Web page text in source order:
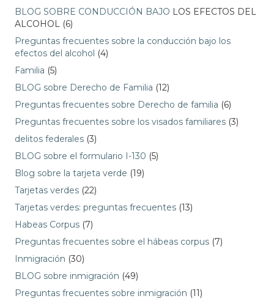
BLOG SOBRE CONDUCCIÓN BAJO LOS EFECTOS DEL
ALCOHOL (6)
Preguntas frecuentes sobre la conducción bajo los
efectos del alcohol (4)
Familia (5)
BLOG sobre Derecho de Familia (12)
Preguntas frecuentes sobre Derecho de familia (6)
Preguntas frecuentes sobre los visados familiares (3)
delitos federales (3)
BLOG sobre el formulario I-130 (5)
Blog sobre la tarjeta verde (19)
Tarjetas verdes (22)
Tarjetas verdes: preguntas frecuentes (13)
Habeas Corpus (7)
Preguntas frecuentes sobre el hábeas corpus (7)
Inmigración (30)
BLOG sobre inmigración (49)
Preguntas frecuentes sobre inmigración (11)